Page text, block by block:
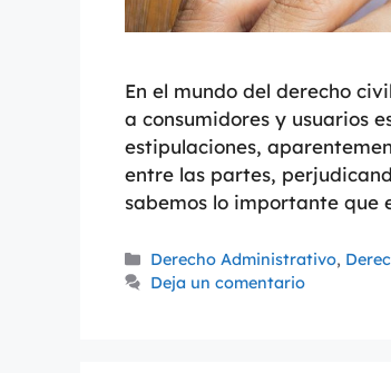
En el mundo del derecho
a consumidores y usuarios
estipulaciones,
entre las partes,
sabemos lo importante que
Derecho Administrativo,
Deja un comentario